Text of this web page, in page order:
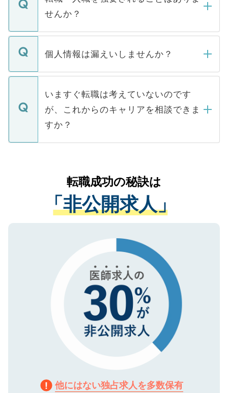
い。
けない「非公開求人」です。非公開求人は
下記の理由によって、一般には公開してい
ません。
■応募殺到を避けるため 人気のある医療機
関を公にしてしまうと、応募が殺到する場
に、医療機関が求める条件に合った人材の
みを人材紹介会社に依頼するケースが増え
ています。
せんか？
転職・入職を強要することは一切ありませ
ん。また、仮に応募先から内定をいただい
定を承諾する必要はありません。内定先へ
の辞退の連絡はキャリアパートナーが行い
ますので、ご安心ください。
個人情報は漏えいしませんか？
個人情報が漏えいすることはありませんの
で、ご安心ください。当サイトからの登録
などで収集したご登録者様の個人情報は、
ご本人のキャリアアップおよび転職活動の
支援を目的に使用いたします。お預かりし
ているすべての個人データはご本人の許可
は、個人情報の取り扱いについての厳密な
管理基準を満たした事業者のみに付与され
る、プライバシーマークを取得済みです。
ご登録いただいた個人情報は、SSL（デー
で、機密保持に関してもご安心ください。
いますぐ転職は考えていないのです
が、これからのキャリアを相談できま
すか？
かがいして、現在の医療機関の状況や紹介
経験をまじえながら、適切なアドバイスを
させていただきます。すぐにご転職をされ
ない方には、長期的なサポートが可能です
ので、まずはご登録ください。
転職成功の秘訣は
「非公開求人」
他にはない独占求人を多数保有